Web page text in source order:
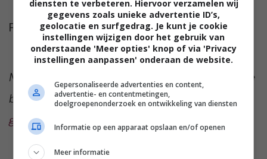
Foto doorKarolina Grabowska
Meer te weten komen over de iconen in onze
bovenste afbeelding?We vertellen je er
graag alles over!
diensten te verbeteren. Hiervoor verzamelen wij
gegevens zoals unieke advertentie ID’s,
geolocatie en surfgedrag. Je kunt je cookie
instellingen wijzigen door het gebruik van
onderstaande 'Meer opties' knop of via 'Privacy
instellingen aanpassen' onderaan de website.
Gepersonaliseerde advertenties en content,
advertentie- en contentmetingen,
doelgroepenonderzoek en ontwikkeling van diensten
Informatie op een apparaat opslaan en/of openen
Meer informatie